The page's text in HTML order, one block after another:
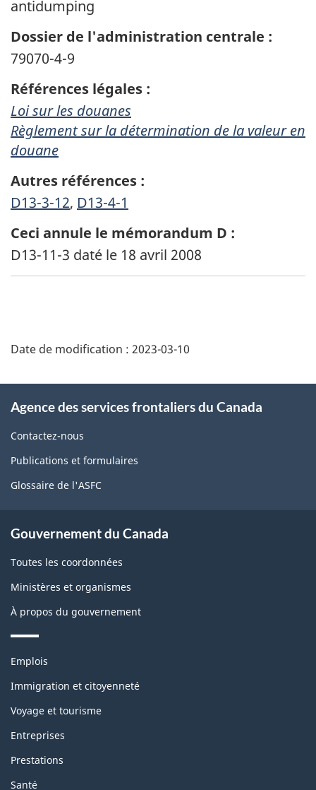
antidumping
Dossier de l'administration centrale :
79070-4-9
Références légales :
Loi sur les douanes
Règlement sur la détermination de la valeur en
douane
Autres références :
D13-3-12, D13-4-1
Ceci annule le mémorandum D :
D13-11-3 daté le 18 avril 2008
de
page
Date de modification : 2023-03-10
propos
de
ce
Agence des services frontaliers du Canada
Contactez-nous
Publications et formulaires
Glossaire de l'ASFC
Gouvernement du Canada
Toutes les coordonnées
Ministères et organismes
À propos du gouvernement
Thèmes
sujets
Emplois
Immigration et citoyenneté
Voyage et tourisme
Entreprises
Prestations
Santé